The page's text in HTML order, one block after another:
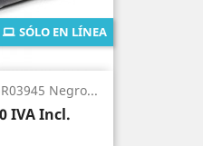
Negro...
IVA Incl.
SÓLO EN LÍNEA